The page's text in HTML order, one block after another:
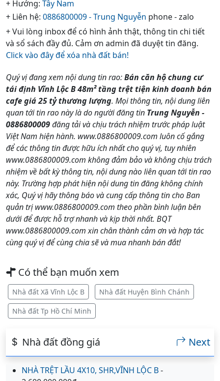
+ Hướng: Tây Nam
+ Liên hệ: 0886800009 - Trung Nguyễn phone - zalo
+ Vui lòng inbox để có hình ảnh thật, thông tin chi tiết
và sổ sách đầy đủ. Cảm ơn admin đã duyệt tin đăng.
Click vào đây để xóa nhà đất bán!
Quý vị đang xem nội dung tin rao:Bán căn hộ chung cư
tái định Vĩnh Lộc B 48m² tầng trệt tiện kinh doanh bán
cafe giá 25 tỷ thương lượng. Mọi thông tin, nội dung liên
quan tới tin rao này là do người đăng tin Trung Nguyễn -
0886800009đăng tải và chịu trách nhiệm trước pháp luật
Việt Nam hiện hành. www.0886800009.com luôn cố gắng
để các thông tin được hữu ích nhất cho quý vị, tuy nhiên
www.0886800009.com không đảm bảo và không chịu trách
nhiệm về bất kỳ thông tin, nội dung nào liên quan tới tin rao
này. Trường hợp phát hiện nội dung tin đăng không chính
xác, Quý vị hãy thông báo và cung cấp thông tin cho Ban
quản trị www.0886800009.com theo phần bình luận bên
dưới để được hỗ trợ nhanh và kịp thời nhất. BQT
www.0886800009.com xin chân thành cảm ơn và hợp tác
cùng quý vị để cùng chia sẽ và mua nhanh bán đắt!
Có thể bạn muốn xem
Nhà đất Xã Vĩnh Lộc B Nhà đất Huyện Bình Chánh
Nhà đất Tp Hồ Chí Minh
Nhà đất đồng giá Next
NHÀ TRỆT LẦU 4X10, SHR,VĨNH LỘC B-